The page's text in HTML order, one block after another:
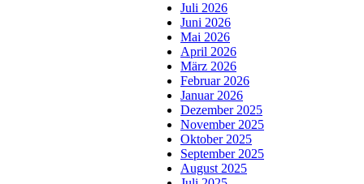
Juli 2026
Juni 2026
Mai 2026
April 2026
März 2026
Februar 2026
Januar 2026
Dezember 2025
November 2025
Oktober 2025
September 2025
August 2025